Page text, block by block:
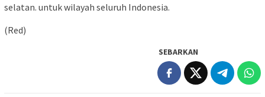
selatan. untuk wilayah seluruh Indonesia.
(Red)
SEBARKAN